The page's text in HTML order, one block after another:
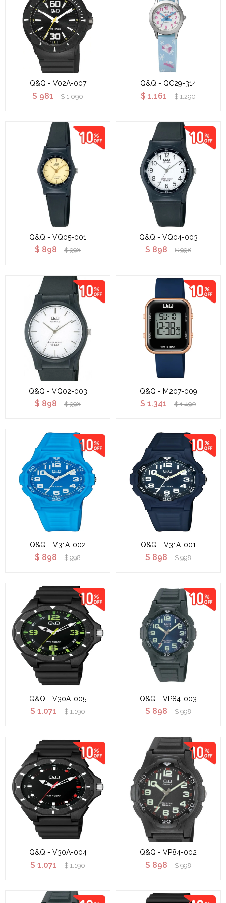
Q&Q - V02A-007
$ 981 $ 1.090
Q&Q - QC29-314
$ 1.161 $ 1.290
Q&Q - VQ05-001
$ 898 $ 998
Q&Q - VQ04-003
$ 898 $ 998
Q&Q - VQ02-003
$ 898 $ 998
Q&Q - M207-009
$ 1.341 $ 1.490
Q&Q - V31A-002
$ 898 $ 998
Q&Q - V31A-001
$ 898 $ 998
Q&Q - V30A-005
$ 1.071 $ 1.190
Q&Q - VP84-003
$ 898 $ 998
Q&Q - V30A-004
$ 1.071 $ 1.190
Q&Q - VP84-002
$ 898 $ 998